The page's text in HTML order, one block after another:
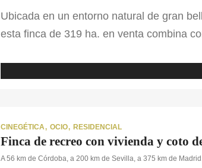
Ubicada en un entorno natural de gran
esta finca de 319 ha. en venta combina
acceso fácil desde la carretera, la
CINEGÉTICA OCIO RESIDENCIAL
Finca de recreo con vivienda y coto
A 56 km de Córdoba, a 200 km de Sevilla, a 375 km de